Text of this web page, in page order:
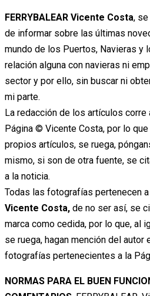
Ir
al
contenido
FERRYBALEAR Vicente Costa,
de informar sobre las últimas
mundo de los Puertos, Navieras y
relación alguna con navieras ni
sector y por ello, sin buscar ni
mi parte.
La redacción de los artículos corre
Página © Vicente Costa, por lo
propios artículos, se ruega,
mismo, si son de otra fuente, se
a la noticia.
Todas las fotografías pertenecen a
Vicente Costa, de no ser así, se
marca como cedida, por lo que, al
se ruega, hagan mención del
fotografías pertenecientes a la
NORMAS PARA EL BUEN